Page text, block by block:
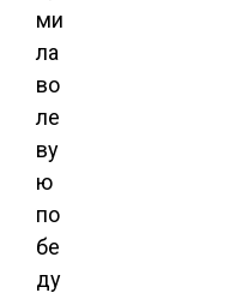
ми
ла
во
ле
ву
ю
по
бе
ду